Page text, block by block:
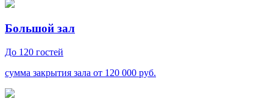
Большой зал
До 120 гостей
сумма закрытия зала от 120 000 руб.